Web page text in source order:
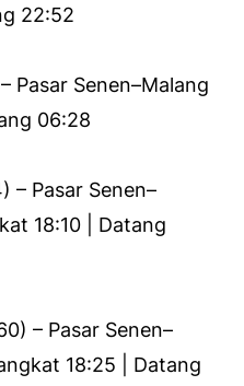
22:52
Pasar Senen–Malang
06:28
– Pasar Senen–
18:10 | Datang
– Pasar Senen–
18:25 | Datang